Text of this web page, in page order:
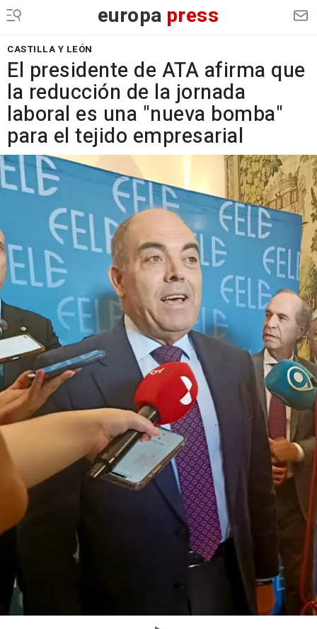
europa press
CASTILLA Y LEÓN
El presidente de ATA afirma que
la reducción de la jornada
laboral es una "nueva bomba"
para el tejido empresarial